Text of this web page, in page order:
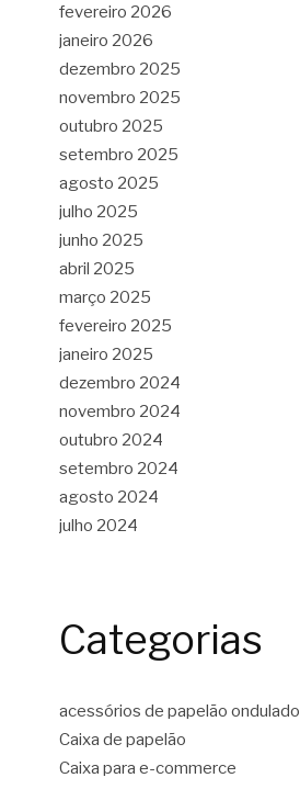
fevereiro 2026
janeiro 2026
dezembro 2025
novembro 2025
outubro 2025
setembro 2025
agosto 2025
julho 2025
junho 2025
abril 2025
março 2025
fevereiro 2025
janeiro 2025
dezembro 2024
novembro 2024
outubro 2024
setembro 2024
agosto 2024
julho 2024
Categorias
acessórios de papelão ondulado
Caixa de papelão
Caixa para e-commerce